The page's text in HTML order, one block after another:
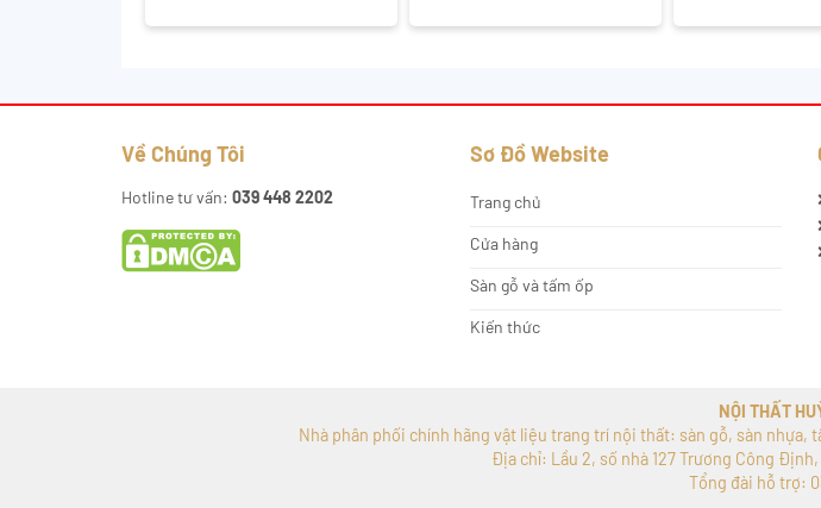
Về Chúng Tôi
Hotline tư vấn: 039 448 2202
Sơ Đồ Website
Trang chủ
Cửa hàng
Sàn gỗ và tấm ốp
Kiến thức
NỘI THẤT
Nhà phân phối chính hãng vật liệu trang trí nội thất: sàn gỗ, sàn
Địa chỉ: Lầu 2, số nhà 127 Trương Công
Tổng đài hỗ trợ: